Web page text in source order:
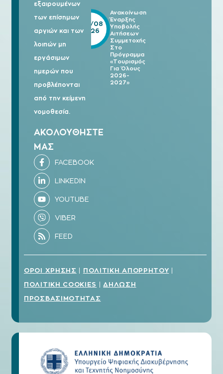
εξαιρουμένων
των επίσημων
αργιών και των
λοιπών μη
εργάσιμων
ημερών που
προβλέπονται
από την κείμενη
νομοθεσία.
ΑΚΟΛΟΥΘΗΣΤΕ
ΜΑΣ
Ανακοίνωση
Έναρξης
Υποβολής
Αιτήσεων
Συμμετοχής
Στο
Πρόγραμμα
«Τουρισμός
Για Όλους
2026-
2027»
05/08
2026
ΟΡΟΙ ΧΡΗΣΗΣ ΠΟΛΙΤΙΚΗ ΑΠΟΡΡΗΤΟΥ
ΠΟΛΙΤΙΚΗ COOKIES
ΔΗΛΩΣΗ
ΠΡΟΣΒΑΣΙΜΟΤΗΤΑΣ